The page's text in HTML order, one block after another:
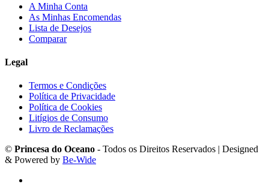
A Minha Conta
As Minhas Encomendas
Lista de Desejos
Comparar
Legal
Termos e Condições
Política de Privacidade
Política de Cookies
Litígios de Consumo
Livro de Reclamações
© Princesa do Oceano - Todos os Direitos Reservados | Designed
& Powered by Be-Wide